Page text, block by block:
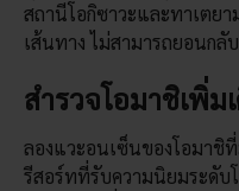
สถานีโอกิซาวะและทาเตย
เส้นทาง ไม่สามารถยอนกลั
สำรวจโอมาชิเพิ่ม
ลองแวะอนเซ็นของโอมาชิ
รีสอร์ทที่รับความนิยมระดับ